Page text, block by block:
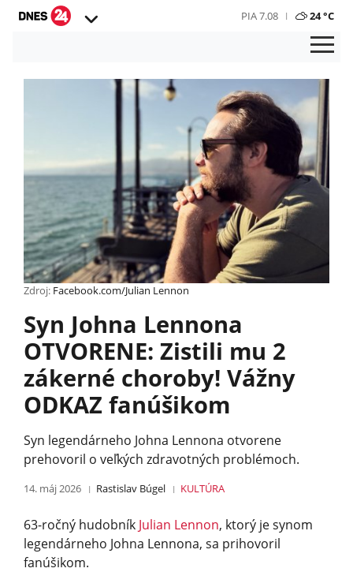
PIA 7.08 24 °C
Zdroj: Facebook.com/Julian Lennon
Syn Johna Lennona
OTVORENE: Zistili mu 2
zákerné choroby! Vážny
ODKAZ fanúšikom
Syn legendárneho Johna Lennona otvorene
prehovoril o veľkých zdravotných problémoch.
14. máj 2026 Rastislav Búgel KULTÚRA
63-ročný hudobník Julian Lennon, ktorý je synom
legendárneho Johna Lennona, sa prihovoril
fanúšikom.